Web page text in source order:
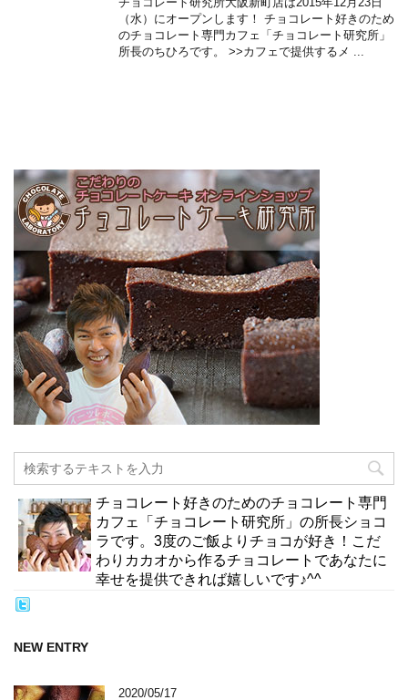
（水）にオープンします！ チョコレート好きのため
のチョコレート専門カフェ「チョコレート研究所」
所長のちひろです。 >>カフェで提供するメ ...
チョコレート好きのためのチョコレート専門
カフェ「チョコレート研究所」の所長ショコ
ラです。3度のご飯よりチョコが好き！こだ
わりカカオから作るチョコレートであなたに
幸せを提供できれば嬉しいです♪^^
NEW ENTRY
2020/05/17